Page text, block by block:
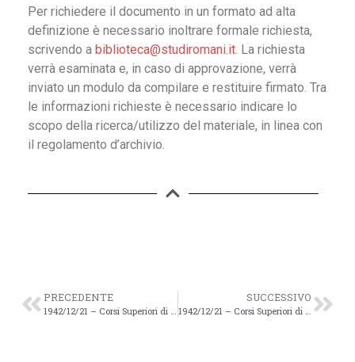
Per richiedere il documento in un formato ad alta
definizione è necessario inoltrare formale richiesta,
scrivendo a biblioteca@studiromani.it. La richiesta
verrà esaminata e, in caso di approvazione, verrà
inviato un modulo da compilare e restituire firmato. Tra
le informazioni richieste è necessario indicare lo
scopo della ricerca/utilizzo del materiale, in linea con
il regolamento d’archivio.
PRECEDENTE
1942/12/21 – Corsi Superiori di Studi Romani. Anno Accademico 1942-1943 – 13v
SUCCESSIVO
1942/12/21 – Corsi Superiori di Studi Romani. Anno Accademico 1942-1943 – 14v